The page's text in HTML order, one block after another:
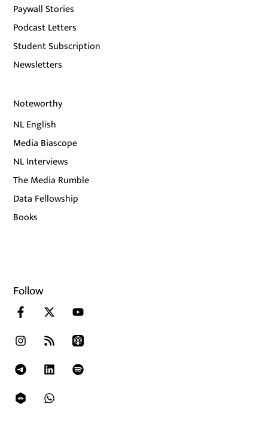
Paywall Stories
Podcast Letters
Student Subscription
Newsletters
Noteworthy
NL English
Media Biascope
NL Interviews
The Media Rumble
Data Fellowship
Books
Follow